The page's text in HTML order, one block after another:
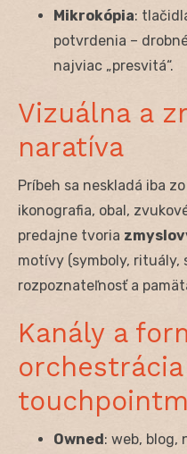
Mikrokópia:
potvrdenia –
najviac „presvitá“.
Vizuálna a
naratíva
Príbeh sa neskladá iba
ikonografia, obal,
predajne tvoria
motívy (symboly, rituály,
rozpoznateľnosť a
Kanály a
Owned: web, blog,